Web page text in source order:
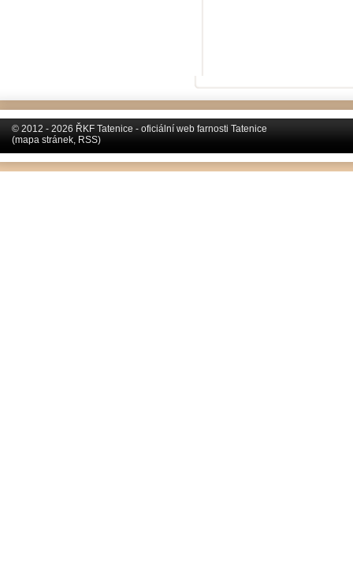
© 2012 - 2026 ŘKF Tatenice - oficiální web farnosti Tatenice
(mapa stránek, RSS)